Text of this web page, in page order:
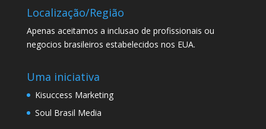
Localização/Região
Apenas aceitamos a inclusao de profissionais ou
negocios brasileiros estabelecidos nos EUA.
Uma iniciativa
Kisuccess Marketing
Soul Brasil Media